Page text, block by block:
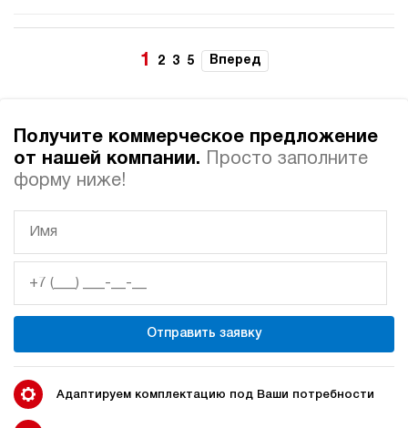
Гидростанция НЭР-3И121Т
электрический
Гидростанция НЭР-3И161Т
Хит продаж 5
63 993 руб -13% 72 312 руб Купить
электрический
Гидростанция НЭР-3И211Т
Хит продаж 5
1 2 3 5 Вперед
Получите коммерческое предложение
от нашей компании.
Просто заполните
форму ниже!
Отправить заявку
Адаптируем комплектацию под Ваши потребности